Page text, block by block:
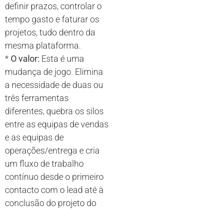
definir prazos, controlar o
tempo gasto e faturar os
projetos, tudo dentro da
mesma plataforma.
* O valor: Esta é uma
mudança de jogo. Elimina
a necessidade de duas ou
três ferramentas
diferentes, quebra os silos
entre as equipas de vendas
e as equipas de
operações/entrega e cria
um fluxo de trabalho
contínuo desde o primeiro
contacto com o lead até à
conclusão do projeto do